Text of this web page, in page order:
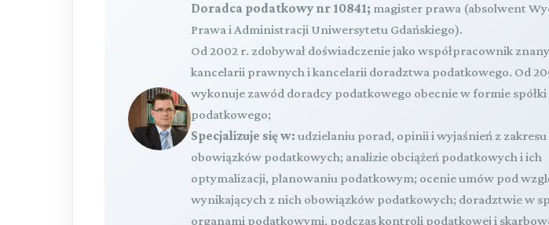
Doradca podatkowy nr 10841; magister prawa (absolwent
Prawa i Administracji Uniwersytetu Gdańskiego).
Od 2002 r. zdobywał doświadczenie jako współpracownik
kancelarii prawnych i kancelarii doradztwa podatkowego. Od
wykonuje zawód doradcy podatkowego obecnie w formie
podatkowego;
Specjalizuje się w: udzielaniu porad, opinii i wyjaśnień z zakresu
obowiązków podatkowych; analizie obciążeń podatkowych i ich
optymalizacji, planowaniu podatkowym; ocenie umów pod
wynikających z nich obowiązków podatkowych; doradztwie w
organami podatkowymi, podczas kontroli podatkowej i